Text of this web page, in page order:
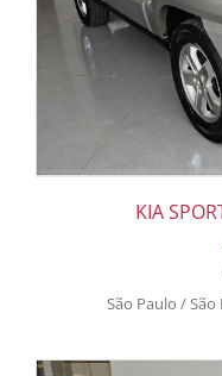
KIA
São Paulo /